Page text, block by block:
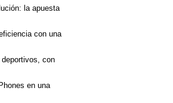
la apuesta
con una
con
en una